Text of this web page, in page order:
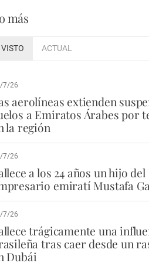
más
VISTO ACTUAL
7/26
aerolíneas extienden
a Emiratos Árabes por
la región
7/26
a los 24 años un hijo del
emiratí Mustafa
7/26
trágicamente una
tras caer desde un
Dubái